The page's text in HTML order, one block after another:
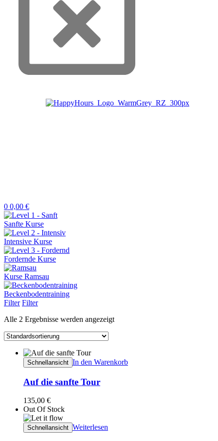
0 0,00 €
Sanfte Kurse
Intensive Kurse
Fordernde Kurse
Kurse Ramsau
Beckenbodentraining
Filter Filter
Alle 2 Ergebnisse werden angezeigt
Schnellansicht In den Warenkorb
Auf die sanfte Tour
135,00 €
Out Of Stock
Schnellansicht Weiterlesen